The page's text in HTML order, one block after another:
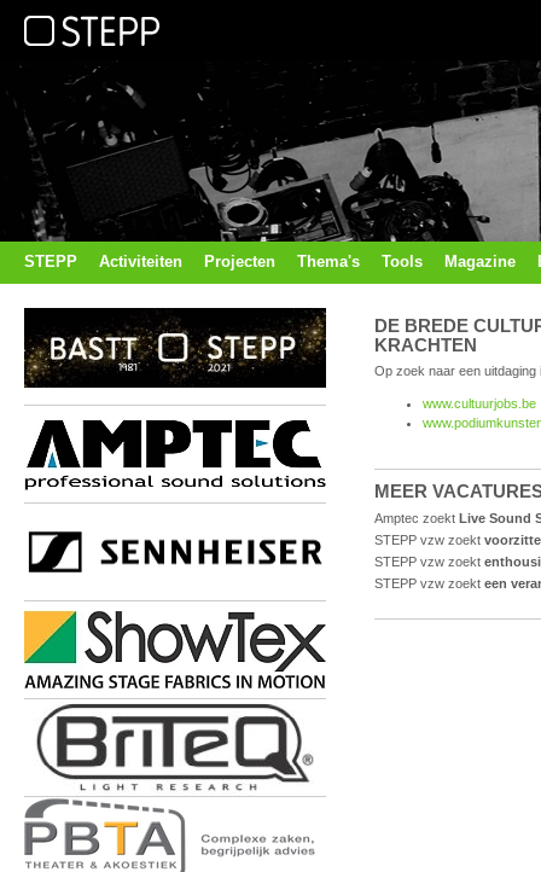
STEPP Activiteiten Projecten Thema's Tools Magazine
DE BREDE
KRACHTEN
Op zoek naar een
www.cultuurjobs.be
MEER
Amptec zoekt Live Sound
STEPP vzw zoekt
STEPP vzw zoekt
STEPP vzw zoekt een